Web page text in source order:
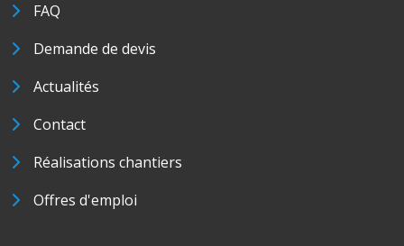
FAQ
Demande de devis
Actualités
Contact
Réalisations chantiers
Offres d'emploi